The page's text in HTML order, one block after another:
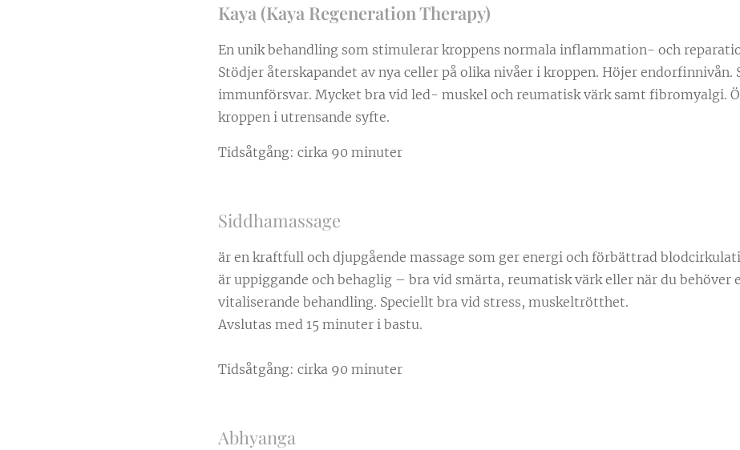
Kaya (Kaya Regeneration Therapy)
En unik behandling som stimulerar kroppens normala inflammation- och
Stödjer återskapandet av nya celler på olika nivåer i kroppen. Höjer endorfinnivån.
immunförsvar. Mycket bra vid led- muskel och reumatisk värk samt fibromyalgi.
kroppen i utrensande syfte.
Tidsåtgång: cirka 90 minuter
Siddhamassage
är en kraftfull och djupgående massage som ger energi och förbättrad
är uppiggande och behaglig – bra vid smärta, reumatisk värk eller när du behöver
vitaliserande behandling. Speciellt bra vid stress, muskeltrötthet.
Avslutas med 15 minuter i bastu.
Tidsåtgång: cirka 90 minuter
Abhyanga